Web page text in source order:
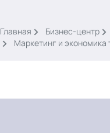
Главная Бизнес-центр
Маркетинг и экономика